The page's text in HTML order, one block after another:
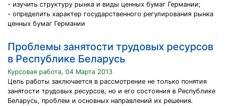
- изучить структуру рынка и виды ценных бумаг Германии;
- определить характер государственного регулирования рынка
ценных бумаг Германии
Проблемы занятости трудовых ресурсов
в Республике Беларусь
Курсовая работа, 04 Марта 2013
Цель работы заключается в рассмотрение не только понятия
занятости трудовых ресурсов, но и его состояния в Республике
Беларусь, проблем и основных направлений их решения.